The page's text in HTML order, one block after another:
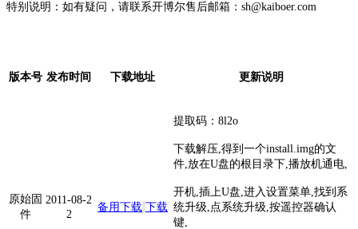
特别说明：如有疑问，请联系开博尔售后邮箱：sh@kaiboer.com
版本号 发布时间 下载地址 更新说明
原始固
件
2011-08-2
2
备用下载 下载
提取码：8l2o
下载解压,得到一个install.img的文
件,放在U盘的根目录下,播放机通电,
开机,插上U盘,进入设置菜单,找到系
统升级,点系统升级,按遥控器确认
键,